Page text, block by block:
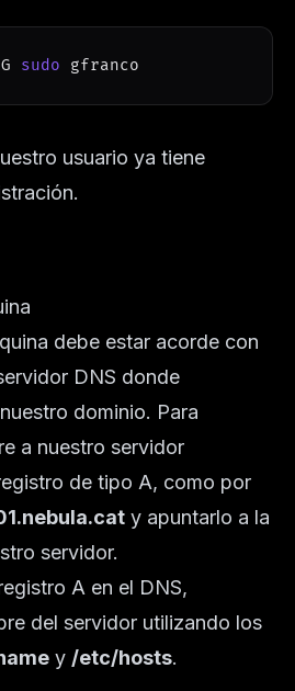
sudo gfranco
usuario ya tiene
debe estar acorde con
DNS donde
dominio. Para
a nuestro servidor
de tipo A, como por
y apuntarlo a la
servidor.
A en el DNS,
del servidor utilizando los
y /etc/hosts.